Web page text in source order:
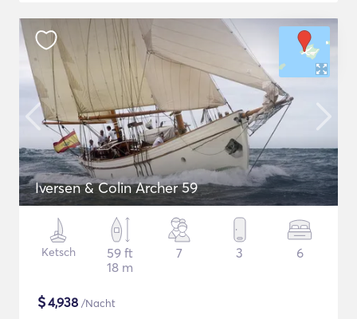
Iversen & Colin Archer 59
Ketsch
59 ft
18 m
7 3 6
$4,938 /Nacht